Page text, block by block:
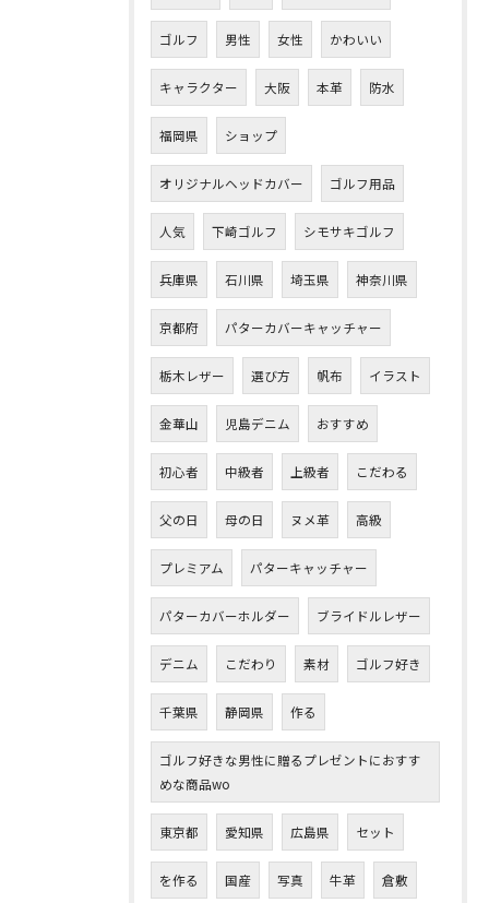
ゴルフ 男性 女性 かわいい
キャラクター 大阪 本革 防水
福岡県 ショップ
オリジナルヘッドカバー ゴルフ用品
人気 下崎ゴルフ シモサキゴルフ
兵庫県 石川県 埼玉県 神奈川県
京都府 パターカバーキャッチャー
栃木レザー 選び方 帆布 イラスト
金華山 児島デニム おすすめ
初心者 中級者 上級者 こだわる
父の日 母の日 ヌメ革 高級
プレミアム パターキャッチャー
パターカバーホルダー ブライドルレザー
デニム こだわり 素材 ゴルフ好き
千葉県 静岡県 作る
ゴルフ好きな男性に贈るプレゼントにおすす
めな商品wo
東京都 愛知県 広島県 セット
を作る 国産 写真 牛革 倉敷